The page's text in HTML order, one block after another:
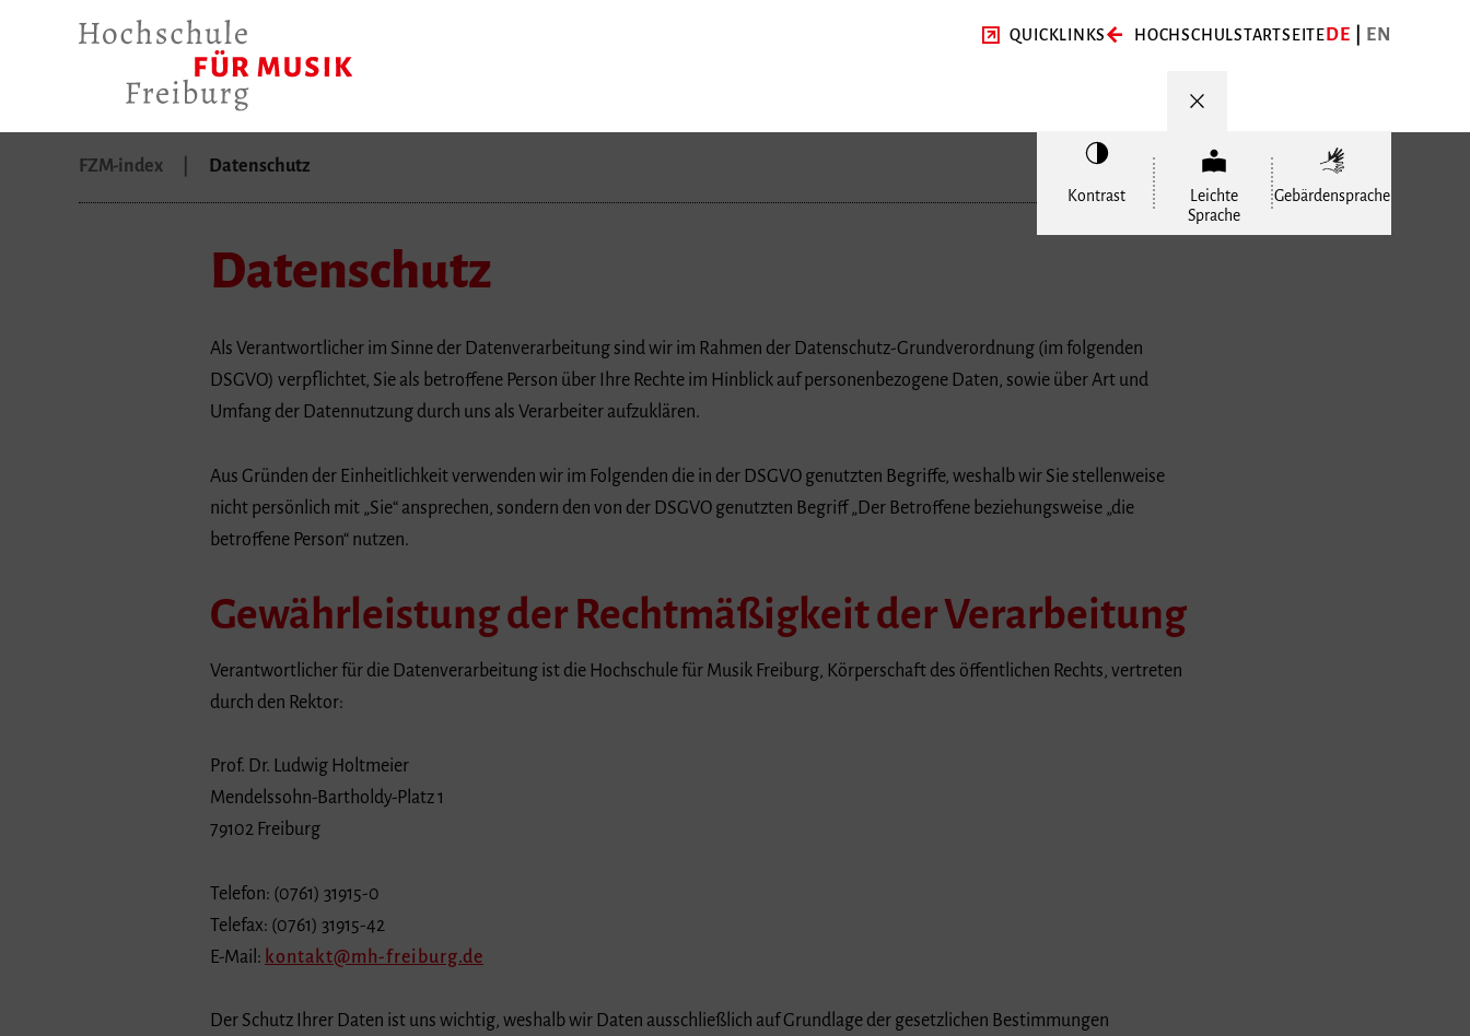
QUICKLINKS HOCHSCHULSTARTSEITEDE EN
Kontrast
Leichte
Sprache
Gebärdensprache
FZM-index Datenschutz
Datenschutz
Als Verantwortlicher im Sinne der Datenverarbeitung sind wir im Rahmen der Datenschutz-Grundverordnung (im folgenden
DSGVO) verpflichtet, Sie als betroffene Person über Ihre Rechte im Hinblick auf personenbezogene Daten, sowie über Art und
Umfang der Datennutzung durch uns als Verarbeiter aufzuklären.
Aus Gründen der Einheitlichkeit verwenden wir im Folgenden die in der DSGVO genutzten Begriffe, weshalb wir Sie stellenweise
nicht persönlich mit „Sie“ ansprechen, sondern den von der DSGVO genutzten Begriff „Der Betroffene beziehungsweise „die
betroffene Person“ nutzen.
Gewährleistung der Rechtmäßigkeit der Verarbeitung
Verantwortlicher für die Datenverarbeitung ist die Hochschule für Musik Freiburg, Körperschaft des öffentlichen Rechts, vertreten
durch den Rektor:
Prof. Dr. Ludwig Holtmeier
Mendelssohn-Bartholdy-Platz 1
79102 Freiburg
Telefon: (0761) 31915-0
Telefax: (0761) 31915-42
E-Mail: kontakt mh-freiburg.de
Der Schutz Ihrer Daten ist uns wichtig, weshalb wir Daten ausschließlich auf Grundlage der gesetzlichen Bestimmungen